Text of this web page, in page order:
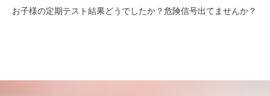
お子様の定期テスト結果どうでしたか？危険信号出てませんか？